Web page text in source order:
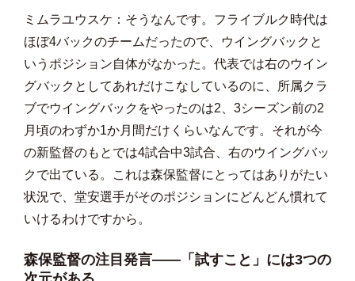
ミムラユウスケ：そうなんです。フライブルク時代は
ほぼ4バックのチームだったので、ウイングバックと
いうポジション自体がなかった。代表では右のウイン
グバックとしてあれだけこなしているのに、所属クラ
ブでウイングバックをやったのは2、3シーズン前の2
月頃のわずか1か月間だけくらいなんです。それが今
の新監督のもとでは4試合中3試合、右のウイングバッ
クで出ている。これは森保監督にとってはありがたい
状況で、堂安選手がそのポジションにどんどん慣れて
いけるわけですから。
森保監督の注目発言——「試すこと」には3つの